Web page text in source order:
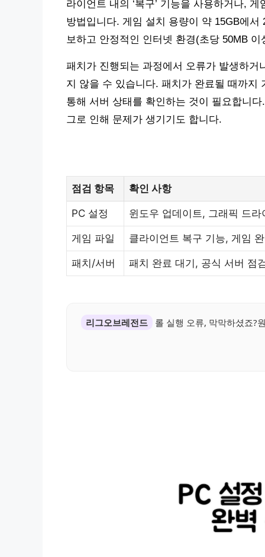
라이언트 내의 ‘복구’ 기능을 사용하거나,
방법입니다. 게임 설치 용량이 약 15GB에
보하고 안정적인 인터넷 환경(초당 50MB
패치가 진행되는 과정에서 오류가 발생하
지 않을 수 있습니다. 패치가 완료될 때까지
통해 서버 상태를 확인하는 것이 필요합니
그로 인해 문제가 생기기도 합니다.
점검 항목 확인 사항
PC 설정 윈도우 업데이트, 그래픽 드
게임 파일 클라이언트 복구 기능, 게임
패치/서버 패치 완료 대기, 공식 서버 점
리그오브레전드 롤 실행 오류, 막막하셨죠?